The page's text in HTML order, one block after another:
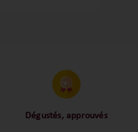
Dégustés, approuvés